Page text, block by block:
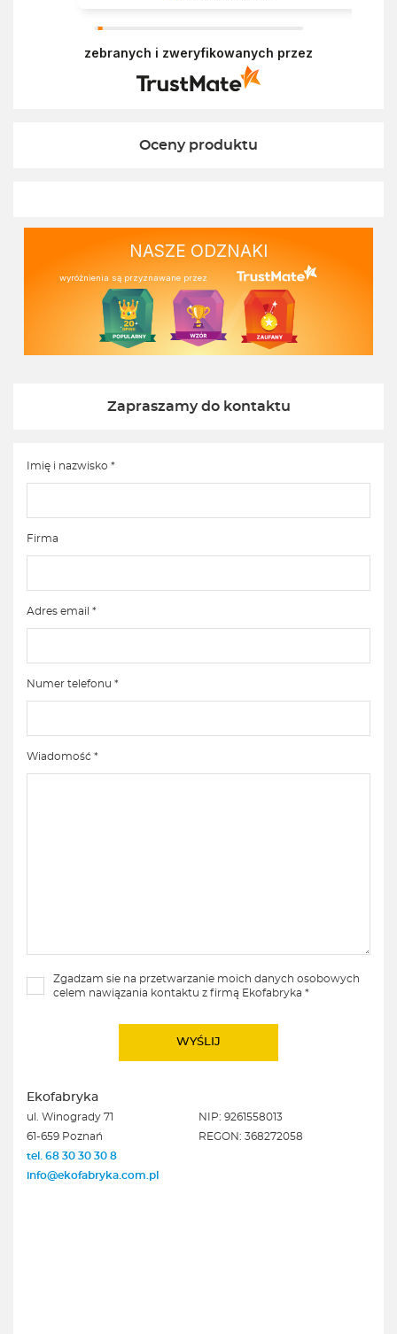
wszystkich osób zaopatrujących się w
Ekofabryce. Mamy nadzieję, że do nas wrócisz :)
Pozdrawiamy
zebranych i zweryfikowanych przez
Oceny produktu
NASZE ODZNAKI
wyróżnienia są przyznawane przez
Zapraszamy do kontaktu
Imię i nazwisko *
Firma
Adres email *
Numer telefonu *
Wiadomość *
Zgadzam sie na przetwarzanie moich danych osobowych
celem nawiązania kontaktu z firmą Ekofabryka *
Ekofabryka
ul. Winogrady 71
61-659 Poznań
tel. 68 30 30 30 8
info@ekofabryka.com.pl
NIP: 9261558013
REGON: 368272058